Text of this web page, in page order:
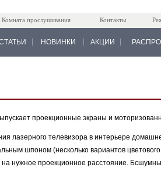
Комната прослушивания Контакты
НОВИНКИ АКЦИИ
проекционные экраны и
лазерного телевизора в интерьере
шпоном (несколько вариантов
на нужное проекционное расстояние.